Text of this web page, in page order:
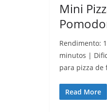
Mini
Rendimento:
minutos |
para pizza de
Read More